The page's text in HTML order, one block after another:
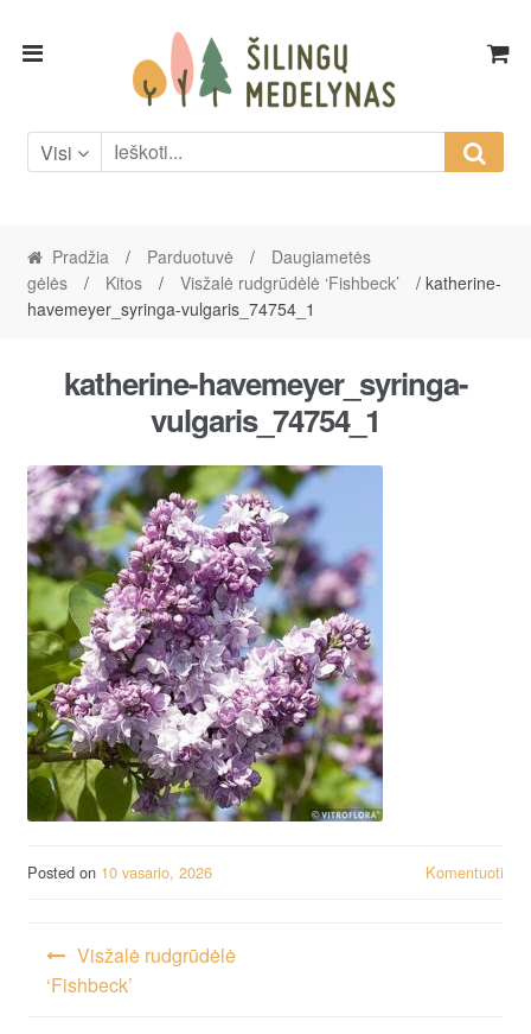
Skip
Skip
Visi
Pradžia / Parduotuvė /
Daugiametės
gėlės
/ Kitos / Visžalė rudgrūdėlė ‘Fishbeck’
/ katherine-
havemeyer_syringa-vulgaris_74754_1
katherine-havemeyer_syringa-
vulgaris_74754_1
Posted on 10 vasario, 2026 Komentuoti
Navigacija
tarp
Visžalė rudgrūdėlė
‘Fishbeck’